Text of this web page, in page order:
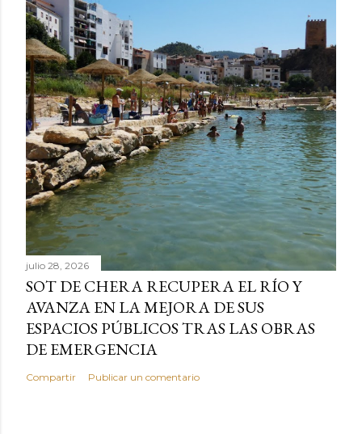
julio 28, 2026
SOT DE CHERA RECUPERA EL RÍO Y
AVANZA EN LA MEJORA DE SUS
ESPACIOS PÚBLICOS TRAS LAS OBRAS
DE EMERGENCIA
Compartir Publicar un comentario